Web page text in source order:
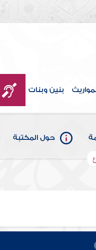
بنين وبنات
حول المكتبة